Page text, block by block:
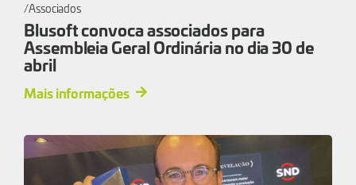
Associados
Blusoft convoca associados para
Assembleia Geral Ordinária no dia 30 de
abril
Mais informações